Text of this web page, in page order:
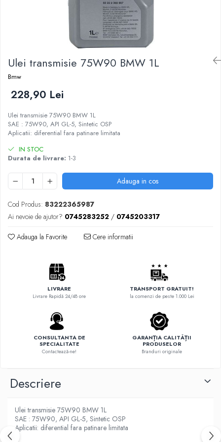
Ulei transmisie 75W90 BMW 1L
Bmw
228,90 Lei
Ulei transmisie 75W90 BMW 1L
SAE : 75W90, API GL-5, Sintetic OSP
Aplicatii: diferential fara patinare limitata
IN STOC
Durata de livrare: 1-3
Adauga in cos
Cod Produs: 83222365987
Ai nevoie de ajutor? 0745283252 / 0745203317
Adauga la Favorite Cere informatii
LIVRARE
Livrare Rapidă 24/48 ore
TRANSPORT GRATUIT!
la comenzi de peste 1.000 Lei
CONSULTANTA DE
SPECIALITATE
Contactează-ne!
GARANȚIA CALITĂȚII
PRODUSELOR
Branduri originale
Descriere
Ulei transmisie 75W90 BMW 1L
SAE : 75W90, API GL-5, Sintetic OSP
Aplicatii: diferential fara patinare limitata